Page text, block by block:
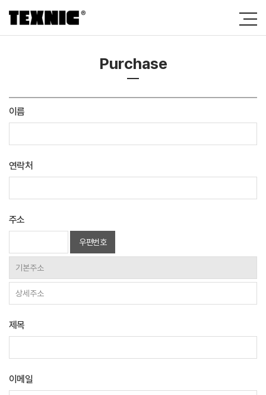
Purchase
이름
연락처
주소
우편번호
제목
이메일